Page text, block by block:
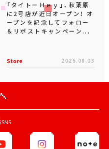
「タイトーＨｅｙ」、秋葉原
に2号店が近日オープン！ オ
ープンを記念してフォロー
＆リポストキャンペーン...
Store 2026.08.03